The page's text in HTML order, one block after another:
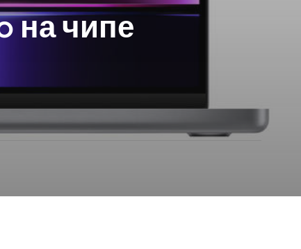
на чипе